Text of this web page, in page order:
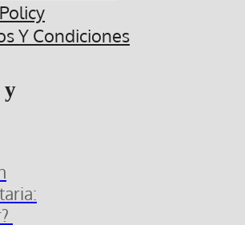
Y Condiciones
y